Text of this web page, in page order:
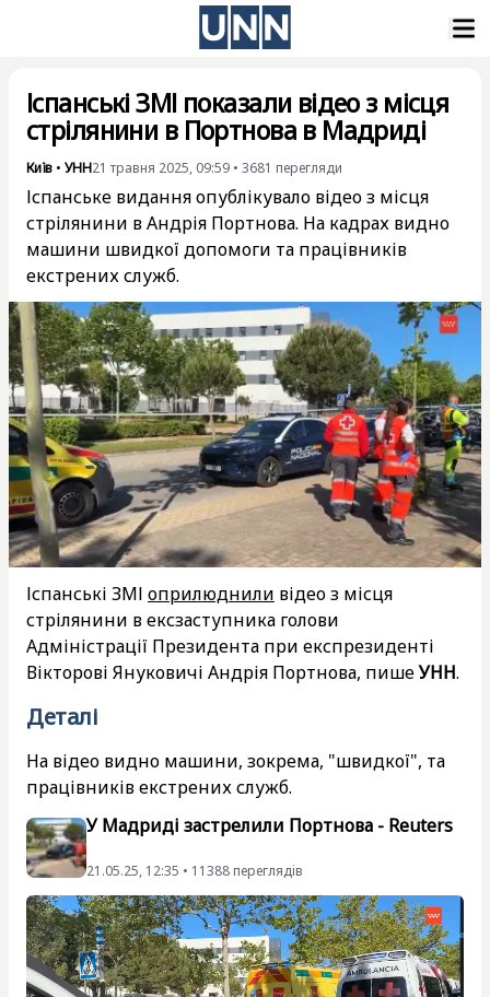
Іспанські ЗМІ показали відео з місця
стрілянини в Портнова в Мадриді
Київ • УНН21 травня 2025, 09:59 • 3681 перегляди
Іспанське видання опублікувало відео з місця
стрілянини в Андрія Портнова. На кадрах видно
машини швидкої допомоги та працівників
екстрених служб.
Іспанські ЗМІ оприлюднили відео з місця
стрілянини в ексзаступника голови
Адміністрації Президента при експрезиденті
Вікторові Януковичі Андрія Портнова, пишеУНН.
Деталі
На відео видно машини, зокрема, "швидкої", та
працівників екстрених служб.
У Мадриді застрелили Портнова - Reuters
21.05.25, 12:35 • 11388 переглядiв